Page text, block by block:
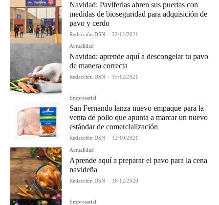
Navidad: Paviferias abren sus puertas con
medidas de bioseguridad para adquisición de
pavo y cerdo
Redacción DSN - 22/12/2021
Actualidad
Navidad: aprende aquí a descongelar tu pavo
de manera correcta
Redacción DSN - 15/12/2021
Empresarial
San Fernando lanza nuevo empaque para la
venta de pollo que apunta a marcar un nuevo
estándar de comercialización
Redacción DSN - 12/10/2021
Actualidad
Aprende aquí a preparar el pavo para la cena
navideña
Redacción DSN - 18/12/2020
Empresarial